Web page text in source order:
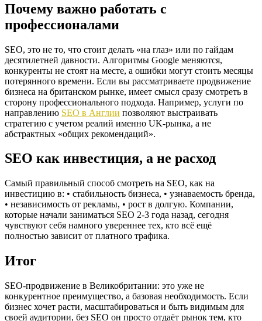
Почему важно работать с
профессионалами
SEO, это не то, что стоит делать «на глаз» или по гайдам
десятилетней давности. Алгоритмы Google меняются,
конкуренты не стоят на месте, а ошибки могут стоить месяцы
потерянного времени. Если вы рассматриваете продвижение
бизнеса на британском рынке, имеет смысл сразу смотреть в
сторону профессионального подхода. Например, услуги по
направлению SEO в Англии позволяют выстраивать
стратегию с учетом реалий именно UK-рынка, а не
абстрактных «общих рекомендаций».
SEO как инвестиция, а не расход
Самый правильный способ смотреть на SEO, как на
инвестицию в: • стабильность бизнеса, • узнаваемость бренда,
• независимость от рекламы, • рост в долгую. Компании,
которые начали заниматься SEO 2-3 года назад, сегодня
чувствуют себя намного увереннее тех, кто всё ещё
полностью зависит от платного трафика.
Итог
SEO-продвижение в Великобритании: это уже не
конкурентное преимущество, а базовая необходимость. Если
бизнес хочет расти, масштабироваться и быть видимым для
своей аудитории, без SEO он просто отдаёт рынок тем, кто